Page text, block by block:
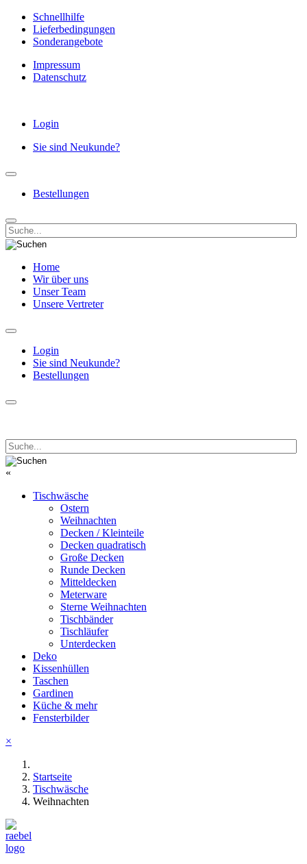
Schnellhilfe
Lieferbedingungen
Sonderangebote
Impressum
Datenschutz
Login
Sie sind Neukunde?
Bestellungen
Home
Wir über uns
Unser Team
Unsere Vertreter
Login
Sie sind Neukunde?
Bestellungen
«
Tischwäsche
Ostern
Weihnachten
Decken / Kleinteile
Decken quadratisch
Große Decken
Runde Decken
Mitteldecken
Meterware
Sterne Weihnachten
Tischbänder
Tischläufer
Unterdecken
Deko
Kissenhüllen
Taschen
Gardinen
Küche & mehr
Fensterbilder
×
Startseite
Tischwäsche
Weihnachten